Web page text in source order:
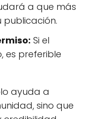
a que más
publicación.
Si el
es preferible
ayuda a
sino que